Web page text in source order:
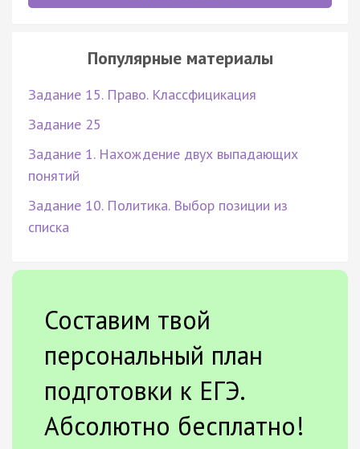
Популярные материалы
Задание 15. Право. Классфицикация
Задание 25
Задание 1. Нахождение двух выпадающих
понятий
Задание 10. Политика. Выбор позиции из
списка
Составим твой
персональный план
подготовки к ЕГЭ.
Абсолютно бесплатно!